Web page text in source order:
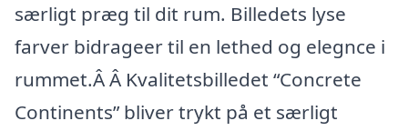
særligt præg til dit rum. Billedets lyse
farver bidrageer til en lethed og elegnce i
rummet.Â Â Kvalitetsbilledet “Concrete
Continents” bliver trykt på et særligt